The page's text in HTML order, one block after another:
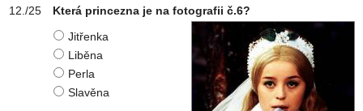
Která princezna je na fotografii č.6?
Jitřenka
Liběna
Perla
Slavěna